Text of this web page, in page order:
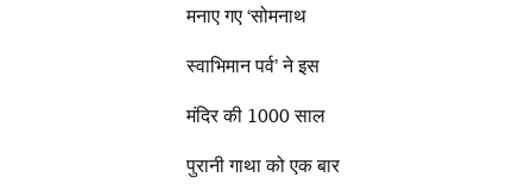
मनाए गए ‘सोमनाथ
स्वाभिमान पर्व’ ने इस
मंदिर की 1000 साल
पुरानी गाथा को एक बार